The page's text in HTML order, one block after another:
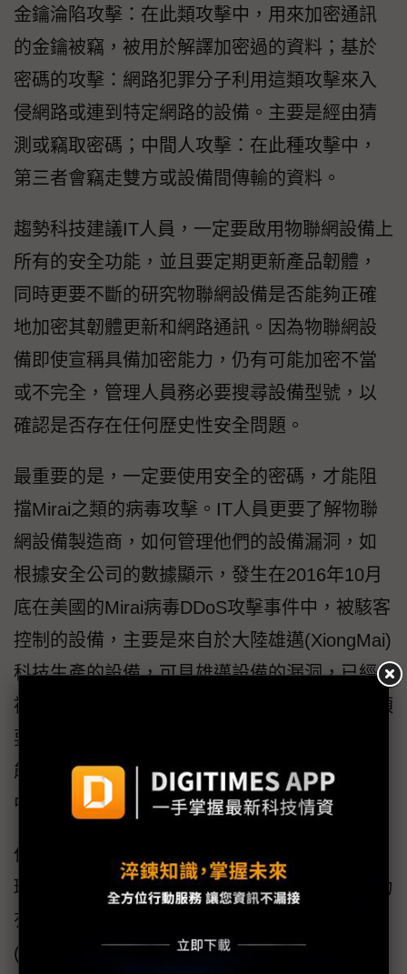
金鑰淪陷攻擊：在此類攻擊中，用來加密通訊
的金鑰被竊，被用於解譯加密過的資料；基於
密碼的攻擊：網路犯罪分子利用這類攻擊來入
侵網路或連到特定網路的設備。主要是經由猜
測或竊取密碼；中間人攻擊：在此種攻擊中，
第三者會竊走雙方或設備間傳輸的資料。
趨勢科技建議IT人員，一定要啟用物聯網設備上
所有的安全功能，並且要定期更新產品韌體，
同時更要不斷的研究物聯網設備是否能夠正確
地加密其韌體更新和網路通訊。因為物聯網設
備即使宣稱具備加密能力，仍有可能加密不當
或不完全，管理人員務必要搜尋設備型號，以
確認是否存在任何歷史性安全問題。
最重要的是，一定要使用安全的密碼，才能阻
擋Mirai之類的病毒攻擊。IT人員更要了解物聯
網設備製造商，如何管理他們的設備漏洞，如
根據安全公司的數據顯示，發生在2016年10月
底在美國的Mirai病毒DDoS攻擊事件中，被駭客
控制的設備，主要是來自於大陸雄邁(XiongMai)
科技生產的設備，可見雄邁設備的漏洞，已經
被惡意份子和網路犯罪分子所掌握，IT人員必須
要與製造商共同合作，如何解決資安問題，才
能免於遭受此種威脅或是暴露在進一步的風險
中。
但物聯網設備的數量龐大，且可能安裝在各種
環境中，IT人員如果要靠人工一一管理，恐怕力
有未逮。因此使用人工智慧(AI)或是機器學習
(Machine Learning)來做資安情資分析技術，在